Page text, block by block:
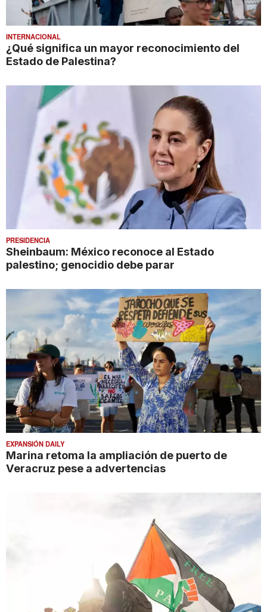
INTERNACIONAL
¿Qué significa un mayor reconocimiento del
Estado de Palestina?
PRESIDENCIA
Sheinbaum: México reconoce al Estado
palestino; genocidio debe parar
EXPANSIÓN DAILY
Marina retoma la ampliación de puerto de
Veracruz pese a advertencias